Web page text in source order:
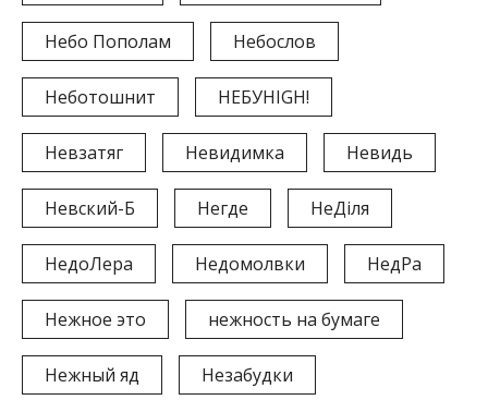
Небо Пополам Небослов
Неботошнит НЕБУHIGH!
Невзатяг Невидимка Невидь
Невский-Б Негде НеДіля
НедоЛера Недомолвки НедРа
Нежное это нежность на бумаге
Нежный яд Незабудки